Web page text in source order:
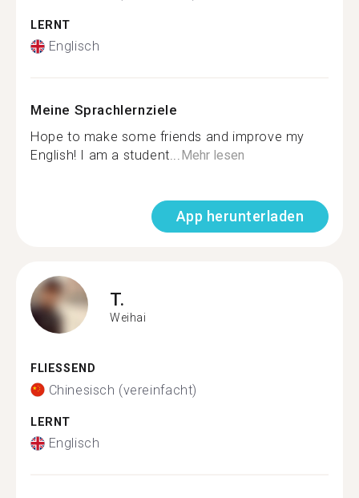
LERNT
Englisch
Meine Sprachlernziele
Hope to make some friends and improve my
English! I am a student...Mehr lesen
App herunterladen
T.
Weihai
FLIESSEND
Chinesisch (vereinfacht)
LERNT
Englisch